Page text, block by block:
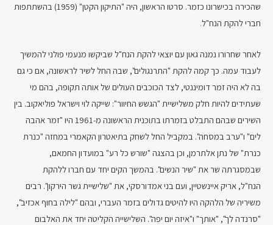
שהכירה בכישרונו כזמר. סרטו הראשון, היה "התיקון הקטן" (1959) בהשתתפות
חברי להקת הנח"ל.
לאחר שחרורו נמנה גאון עם יוצאי להקת הנח"ל שביקשו מנעמי פולני להמשיך
לעבוד עמה. כך קמה להקת "התרנגולים", שבה החל לשיר לראשונה, אם כי גם
בה לא היה זמר דומיננטי, לצד הכוכבים העולים של אותה תקופה, בהם מי
שעתידים להיות חלק משלישיית "הגשש החיוור": שייקה לוי וישראל פוליאקוב. בין
השירים שבהם התבלט בזמרתו בתוכנית הראשונה מ-1961 היו "זמר אהבה
לים" ו"ערב במסחה". במקביל החל לשחק בתיאטרון הקאמרי במחזה "כנרת
כנרת" של נתן אלתרמן, וכן בהצגה "שורש כל רע" במועדון החמאם,
שבמסגרתה שר את "שיר הנשים". בהמשך הקים יחד עם חברו ללהקת
הנח"ל, אריק איינשטיין, ועם בני אמדורסקי, את "שלישיית גשר הירקון". רבים
משיריה של הלהקה היו להיטים גדולים בזמר העברי, ובהם "לילה בחוף אכזיב",
"סרנדה לך", "אותך" ו"איזה יום יפה". השלישייה הקליטה יחד את האלבום